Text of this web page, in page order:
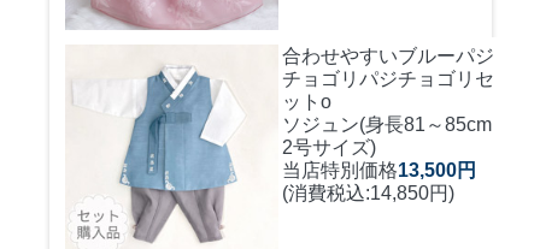
合わせやすいブルーパジ
チョゴリ パジチョゴリセ
ットo
ソジュン(身長81～85cm
2号サイズ)
当店特別価格13,500円
(消費税込:14,850円)